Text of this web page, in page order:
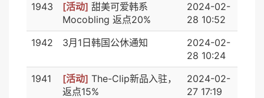
1943
[活动] 甜美可爱韩系
Mocobling 返点20%
2024-02-
28 10:52
1942
3月1日韩国公休通知
2024-02-
28 10:24
1941
[活动] The-Clip新品入驻，
返点15%
2024-02-
27 17:19